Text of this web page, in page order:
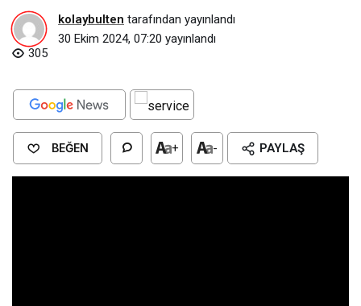
kolaybulten tarafından yayınlandı
30 Ekim 2024, 07:20 yayınlandı
305
BEĞEN + - PAYLAŞ